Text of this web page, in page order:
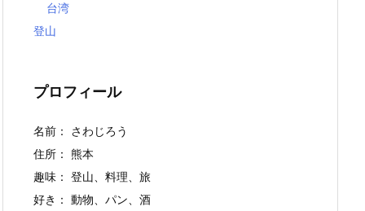
台湾
登山
プロフィール
名前： さわじろう
住所： 熊本
趣味： 登山、料理、旅
好き： 動物、パン、酒